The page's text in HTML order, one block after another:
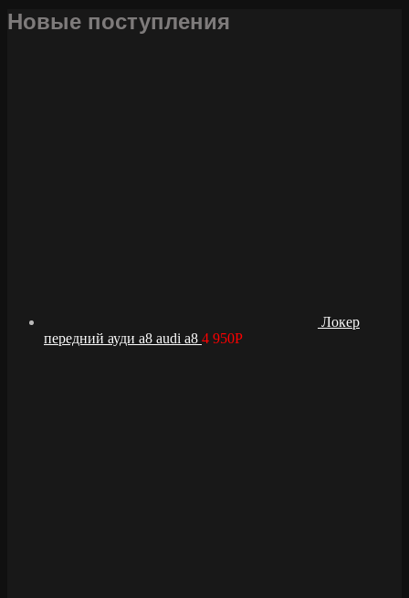
Новые поступления
Локер
передний ауди а8 audi a8 4 950Р